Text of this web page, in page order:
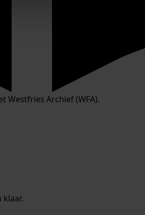
Westfries Archief (WFA).